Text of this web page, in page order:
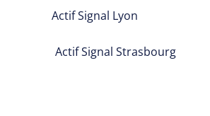
Actif Signal Lyon
Actif Signal Strasbourg